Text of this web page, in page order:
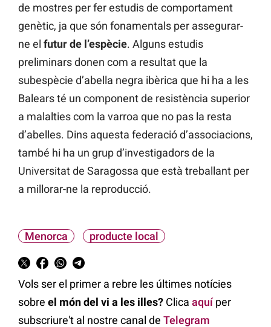
de mostres per fer estudis de comportament
genètic, ja que són fonamentals per assegurar-
ne el futur de l’espècie. Alguns estudis
preliminars donen com a resultat que la
subespècie d’abella negra ibèrica que hi ha a les
Balears té un component de resistència superior
a malalties com la varroa que no pas la resta
d’abelles. Dins aquesta federació d’associacions,
també hi ha un grup d’investigadors de la
Universitat de Saragossa que està treballant per
a millorar-ne la reproducció.
Menorca producte local
Vols ser el primer a rebre les últimes notícies
sobre el món del vi a les illes? Clica aquíper
subscriure't al nostre canal de Telegram